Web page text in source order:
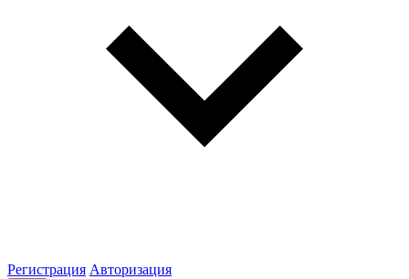
Регистрация Авторизация